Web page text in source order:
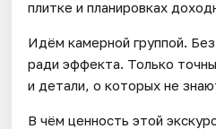
плитке и планировках
Идём камерной группой.
ради эффекта. Только
и детали, о которых не
В чём ценность этой